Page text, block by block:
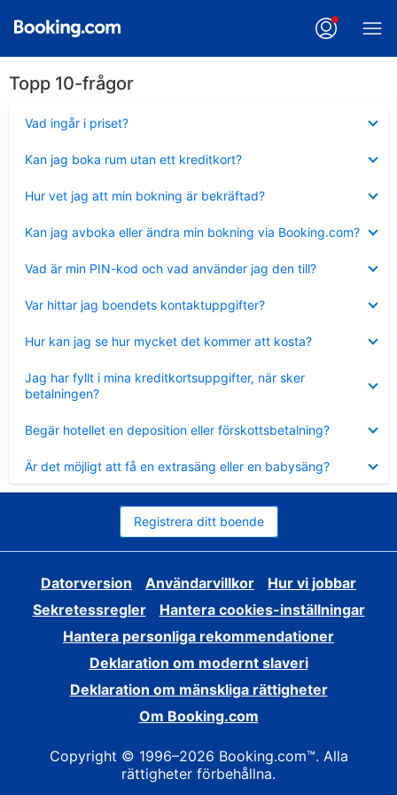
Topp 10-frågor
Vad ingår i priset?
mindre
Kan jag boka rum utan ett kreditkort?
mindre
Hur vet jag att min bokning är bekräftad?
mindre
Kan jag avboka eller ändra min bokning via Booking.com?
mindre
Vad är min PIN-kod och vad använder jag den till?
mindre
Var hittar jag boendets kontaktuppgifter?
mindre
Hur kan jag se hur mycket det kommer att kosta?
mindre
Jag har fyllt i mina kreditkortsuppgifter, när sker
betalningen?
mindre
Begär hotellet en deposition eller förskottsbetalning?
mindre
Är det möjligt att få en extrasäng eller en babysäng?
mindre
Registrera ditt boende
Datorversion Användarvillkor
Hur vi jobbar
Sekretessregler
Hantera cookies-inställningar
Hantera personliga rekommendationer
Deklaration om modernt slaveri
Deklaration om mänskliga rättigheter
Om Booking.com
Copyright © 1996–2026 Booking.com™. Alla
rättigheter förbehållna.